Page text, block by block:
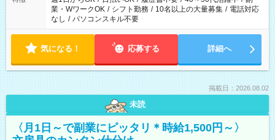
業・WワークOK / シフト勤務 / 10名以上の大量募集 / 電話対応
なし / パソコンスキル不要
気になる！ 応募する 詳細へ
掲載日：2026.08.02
未読
〈月1日～で副業にピッタリ＊時給1,500円～〉